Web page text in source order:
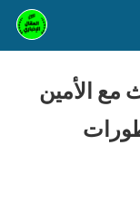
مع الأمين